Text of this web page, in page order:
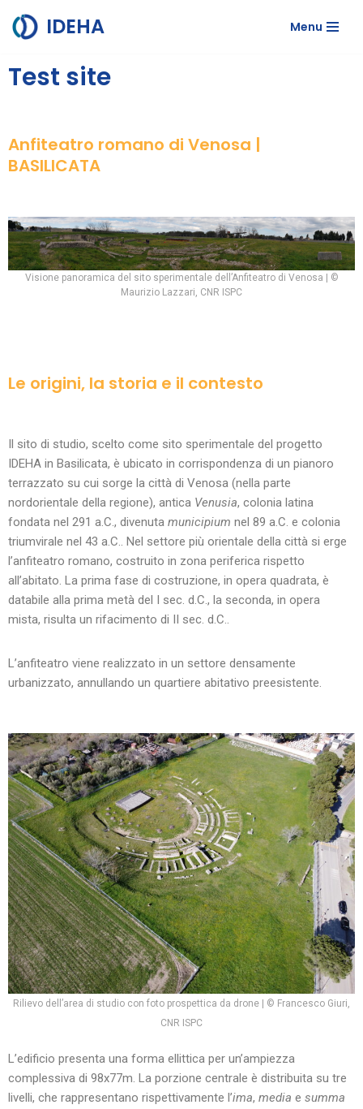
Vai
contenuto
IDEHA Menu
Test site
Anfiteatro romano di Venosa |
BASILICATA
Visione panoramica del sito sperimentale dell’Anfiteatro di Venosa | ©
Maurizio Lazzari, CNR ISPC
Le origini, la storia e il contesto
Il sito di studio, scelto come sito sperimentale del progetto
IDEHA in Basilicata, è ubicato in corrispondenza di un pianoro
terrazzato su cui sorge la città di Venosa (nella parte
nordorientale della regione), antica Venusia, colonia latina
fondata nel 291 a.C., divenuta municipium nel 89 a.C. e colonia
triumvirale nel 43 a.C.. Nel settore più orientale della città si erge
l’anfiteatro romano, costruito in zona periferica rispetto
all’abitato. La prima fase di costruzione, in opera quadrata, è
databile alla prima metà del I sec. d.C., la seconda, in opera
mista, risulta un rifacimento di II sec. d.C..
L’anfiteatro viene realizzato in un settore densamente
urbanizzato, annullando un quartiere abitativo preesistente.
Rilievo dell’area di studio con foto prospettica da drone | © Francesco Giuri,
CNR ISPC
L’edificio presenta una forma ellittica per un’ampiezza
complessiva di 98x77m. La porzione centrale è distribuita su tre
livelli, che rappresentano rispettivamente l’ima, media e summa